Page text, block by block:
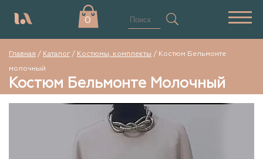
0
Главная / Каталог/ Костюмы, комплекты / Костюм Бельмонте
молочный
Костюм Бельмонте Молочный